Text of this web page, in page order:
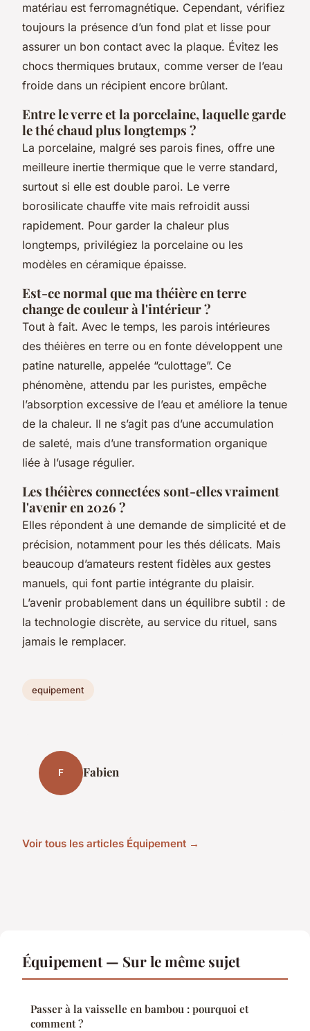
matériau est ferromagnétique. Cependant, vérifiez
toujours la présence d’un fond plat et lisse pour
assurer un bon contact avec la plaque. Évitez les
chocs thermiques brutaux, comme verser de l’eau
froide dans un récipient encore brûlant.
Entre le verre et la porcelaine, laquelle garde
le thé chaud plus longtemps ?
La porcelaine, malgré ses parois fines, offre une
meilleure inertie thermique que le verre standard,
surtout si elle est double paroi. Le verre
borosilicate chauffe vite mais refroidit aussi
rapidement. Pour garder la chaleur plus
longtemps, privilégiez la porcelaine ou les
modèles en céramique épaisse.
Est-ce normal que ma théière en terre
change de couleur à l'intérieur ?
Tout à fait. Avec le temps, les parois intérieures
des théières en terre ou en fonte développent une
patine naturelle, appelée “culottage”. Ce
phénomène, attendu par les puristes, empêche
l’absorption excessive de l’eau et améliore la tenue
de la chaleur. Il ne s’agit pas d’une accumulation
de saleté, mais d’une transformation organique
liée à l’usage régulier.
Les théières connectées sont-elles vraiment
l'avenir en 2026 ?
Elles répondent à une demande de simplicité et de
précision, notamment pour les thés délicats. Mais
beaucoup d’amateurs restent fidèles aux gestes
manuels, qui font partie intégrante du plaisir.
L’avenir probablement dans un équilibre subtil : de
la technologie discrète, au service du rituel, sans
jamais le remplacer.
equipement
F Fabien
Voir tous les articles Équipement →
Équipement — Sur le même sujet
Passer à la vaisselle en bambou : pourquoi et
comment ?